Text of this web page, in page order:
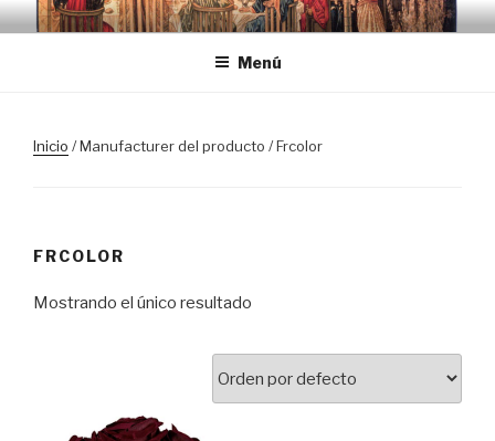
Saltar
al
Menú
Inicio / Manufacturer del producto / Frcolor
FRCOLOR
Mostrando el único resultado